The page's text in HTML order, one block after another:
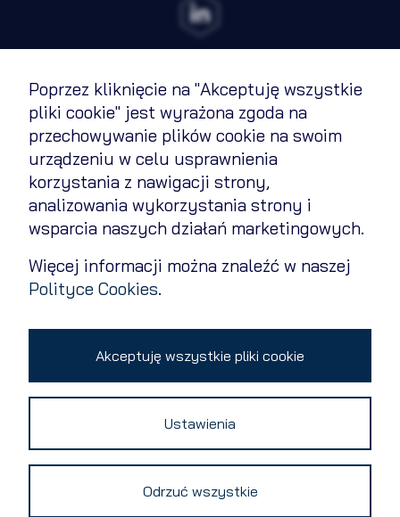
Poprzez kliknięcie na "Akceptuję wszystkie
pliki cookie" jest wyrażona zgoda na
przechowywanie plików cookie na swoim
urządzeniu w celu usprawnienia
korzystania z nawigacji strony,
analizowania wykorzystania strony i
wsparcia naszych działań marketingowych.
Więcej informacji można znaleźć w naszej
Polityce Cookies.
Akceptuję wszystkie pliki cookie
Ustawienia
Odrzuć wszystkie
Regulamin
Polityka cookies
Polityka prywatności
Kontakt
Zmień ustawienia cookies
Copyright 2026 © All rights reserved